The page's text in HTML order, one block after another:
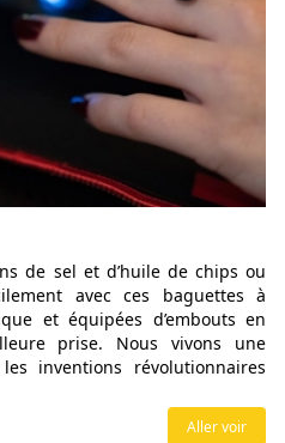
de sel et d’huile de chips ou
avec ces baguettes à
et équipées d’embouts en
prise. Nous vivons une
inventions révolutionnaires
Aller voir